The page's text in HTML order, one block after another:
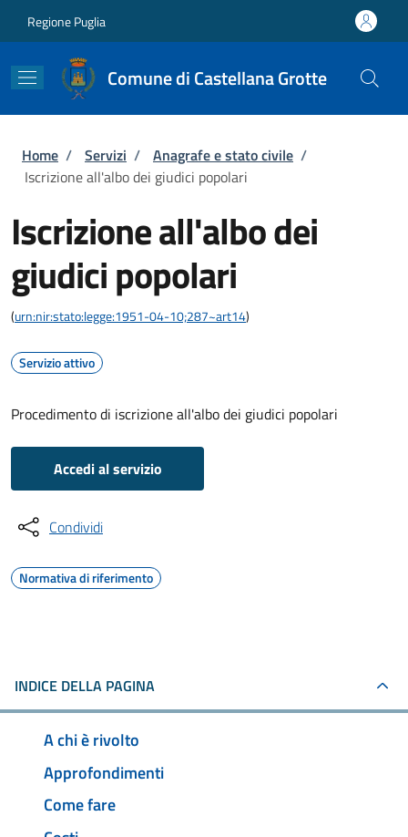
Regione Puglia
Comune di Castellana Grotte
Briciole di pane
Home / Servizi / Anagrafe e stato civile /
Iscrizione all'albo dei giudici popolari
Iscrizione all'albo dei
giudici popolari
(urn:nir:stato:legge:1951-04-10;287~art14)
Servizio attivo
Procedimento di iscrizione all'albo dei giudici popolari
Accedi al servizio
Condividi
Normativa di riferimento
INDICE DELLA PAGINA
A chi è rivolto
Approfondimenti
Come fare